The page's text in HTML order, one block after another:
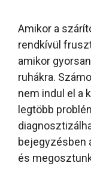
Amikor a
rendkívül
amikor
ruhákra.
nem indul el a
legtöbb
bejegyzésben
és